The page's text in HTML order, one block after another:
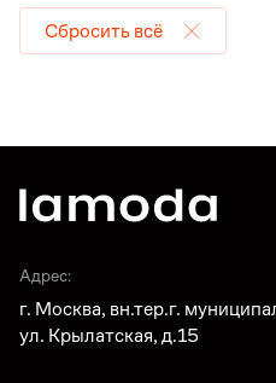
Сбросить всё
Адрес:
г. Москва, вн.тер.г.
ул. Крылатская, д.15